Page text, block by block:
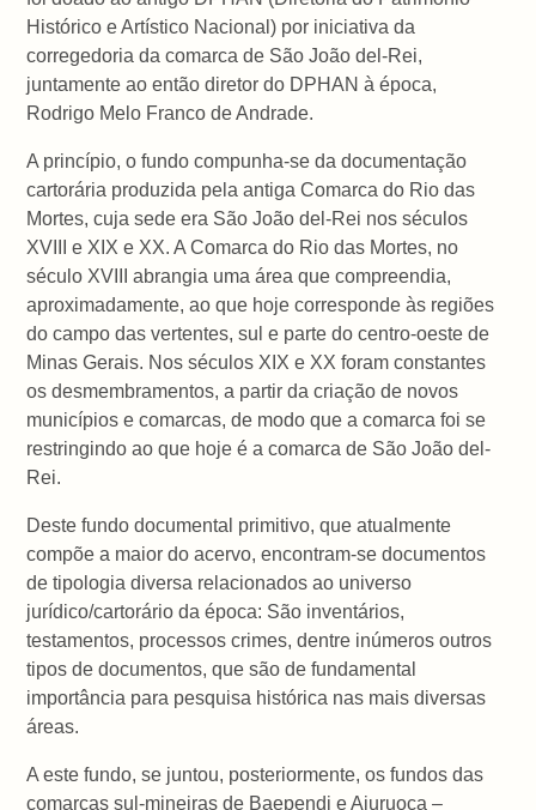
Histórico e Artístico Nacional) por iniciativa da
corregedoria da comarca de São João del-Rei,
juntamente ao então diretor do DPHAN à época,
Rodrigo Melo Franco de Andrade.
A princípio, o fundo compunha-se da documentação
cartorária produzida pela antiga Comarca do Rio das
Mortes, cuja sede era São João del-Rei nos séculos
XVIII e XIX e XX. A Comarca do Rio das Mortes, no
século XVIII abrangia uma área que compreendia,
aproximadamente, ao que hoje corresponde às regiões
do campo das vertentes, sul e parte do centro-oeste de
Minas Gerais. Nos séculos XIX e XX foram constantes
os desmembramentos, a partir da criação de novos
municípios e comarcas, de modo que a comarca foi se
restringindo ao que hoje é a comarca de São João del-
Rei.
Deste fundo documental primitivo, que atualmente
compõe a maior do acervo, encontram-se documentos
de tipologia diversa relacionados ao universo
jurídico/cartorário da época: São inventários,
testamentos, processos crimes, dentre inúmeros outros
tipos de documentos, que são de fundamental
importância para pesquisa histórica nas mais diversas
áreas.
A este fundo, se juntou, posteriormente, os fundos das
comarcas sul-mineiras de Baependi e Aiuruoca –